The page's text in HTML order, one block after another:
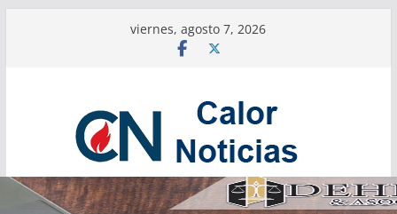
viernes, agosto 7, 2026